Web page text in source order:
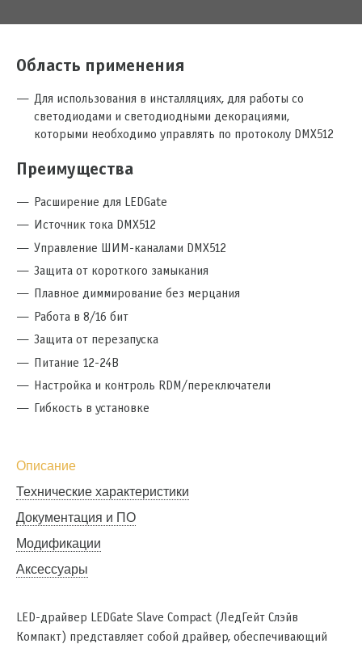
Область применения
Для использования в инсталляциях, для работы со
светодиодами и светодиодными декорациями,
которыми необходимо управлять по протоколу DMX512
Преимущества
Расширение для LEDGate
Источник тока DMX512
Управление ШИМ-каналами DMX512
Защита от короткого замыкания
Плавное диммирование без мерцания
Работа в 8/16 бит
Защита от перезапуска
Питание 12-24В
Настройка и контроль RDM/переключатели
Гибкость в установке
Описание
Технические характеристики
Документация и ПО
Модификации
Аксессуары
LED-драйвер LEDGate Slave Compact (ЛедГейт Слэйв
Компакт) представляет собой драйвер, обеспечивающий